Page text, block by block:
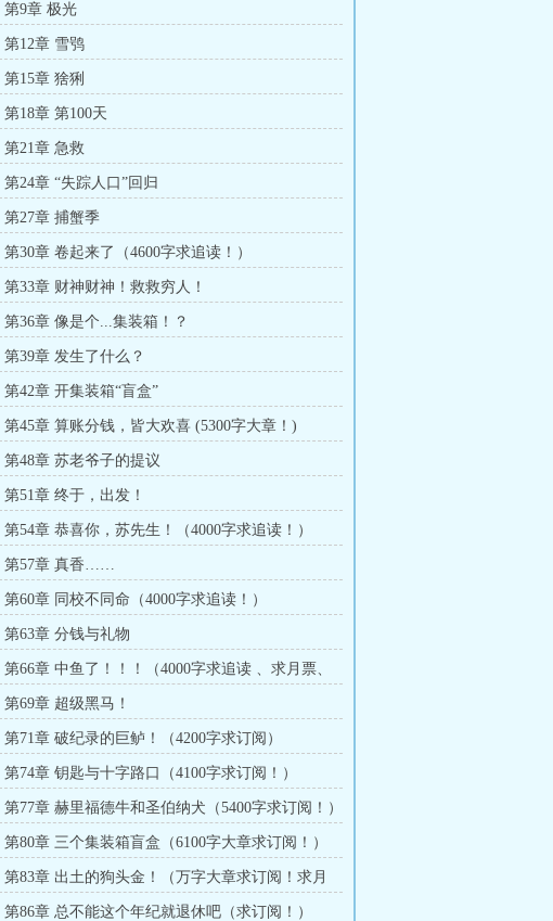
第9章 极光
第12章 雪鸮
第15章 猞猁
第18章 第100天
第21章 急救
第24章 “失踪人口”回归
第27章 捕蟹季
第30章 卷起来了（4600字求追读！）
第33章 财神财神！救救穷人！
第36章 像是个...集装箱！？
第39章 发生了什么？
第42章 开集装箱“盲盒”
第45章 算账分钱，皆大欢喜 (5300字大章！)
第48章 苏老爷子的提议
第51章 终于，出发！
第54章 恭喜你，苏先生！（4000字求追读！）
第57章 真香……
第60章 同校不同命（4000字求追读！）
第63章 分钱与礼物
第66章 中鱼了！！！（4000字求追读 、求月票、
求收藏！）
第69章 超级黑马！
第71章 破纪录的巨鲈！（4200字求订阅）
第74章 钥匙与十字路口（4100字求订阅！）
第77章 赫里福德牛和圣伯纳犬（5400字求订阅！）
第80章 三个集装箱盲盒（6100字大章求订阅！）
第83章 出土的狗头金！（万字大章求订阅！求月
票！）
第86章 总不能这个年纪就退休吧（求订阅！）